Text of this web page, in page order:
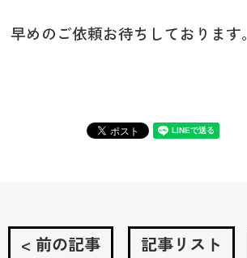
早めのご依頼お待ちしております。
< 前の記事 記事リスト